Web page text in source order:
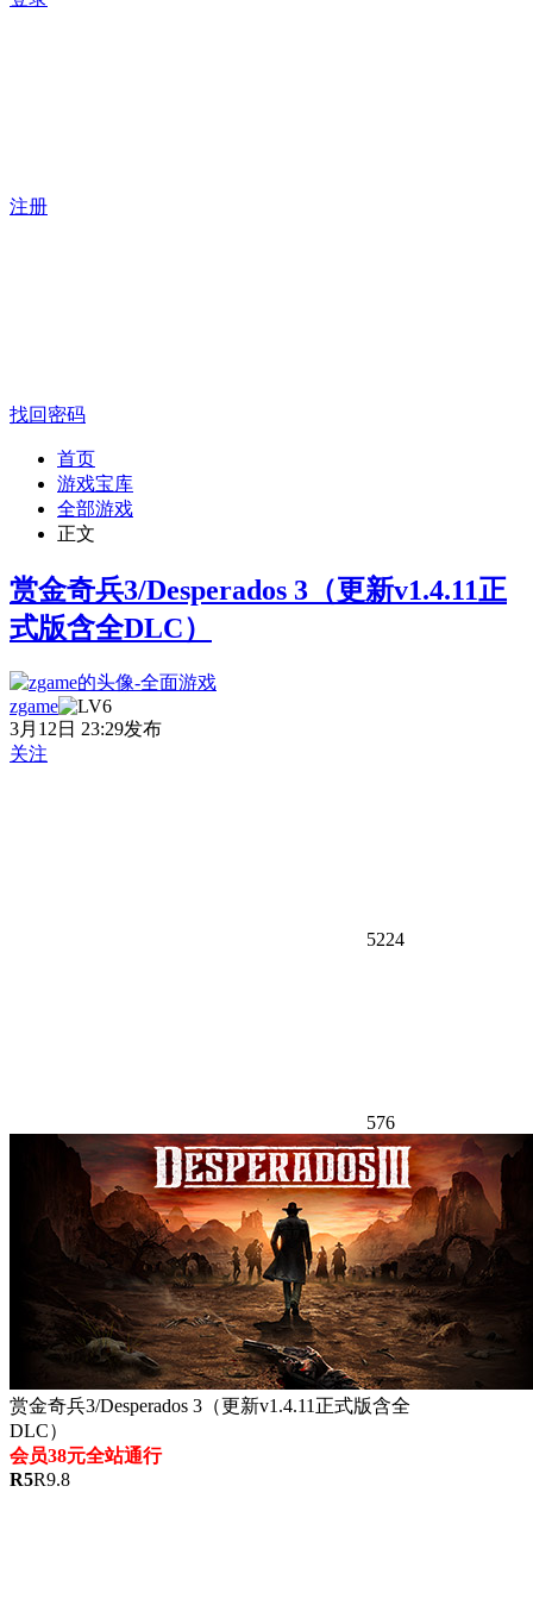
注册
找回密码
首页
游戏宝库
全部游戏
正文
赏金奇兵3/Desperados 3（更新v1.4.11正
式版含全DLC）
zgame
3月12日 23:29发布
关注
5224
576
赏金奇兵3/Desperados 3（更新v1.4.11正式版含全
DLC）
会员38元全站通行
R5R9.8